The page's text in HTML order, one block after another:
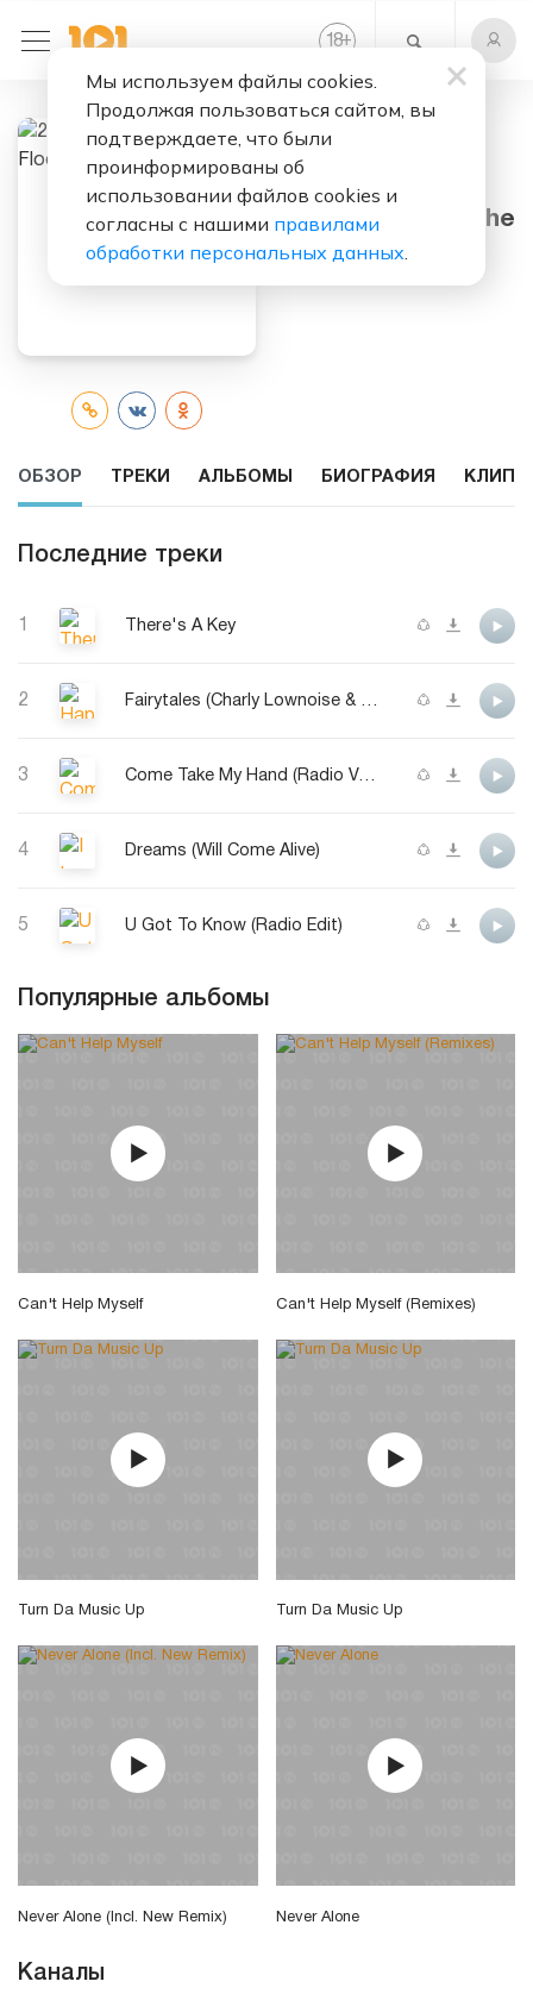
18+
2 Brothers On The
4th Floor
ОБЗОР ТРЕКИ АЛЬБОМЫ БИОГРАФИЯ КЛИПЫ
Последние треки
There's A Key
2 Fairytales (Charly Lownoise & Mental Theo Rave Edit) (feat. D-Rock/Des'Ray)
3 Come Take My Hand (Radio Version)
4 Dreams (Will Come Alive)
5 U Got To Know (Radio Edit)
Популярные альбомы
Can't Help Myself Can't Help Myself (Remixes)
Turn Da Music Up Turn Da Music Up
Never Alone (Incl. New Remix) Never Alone
Каналы
Мы используем файлы cookies.
Продолжая пользоваться сайтом, вы
подтверждаете, что были
проинформированы об
использовании файлов cookies и
согласны с нашими правилами
обработки персональных данных.